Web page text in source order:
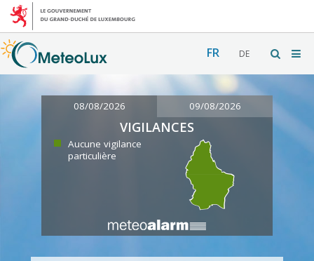
FR DE
08/08/2026 09/08/2026
VIGILANCES
Aucune vigilance
particulière